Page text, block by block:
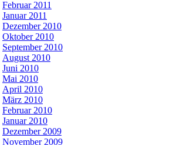
Februar 2011
Januar 2011
Dezember 2010
Oktober 2010
September 2010
August 2010
Juni 2010
Mai 2010
April 2010
März 2010
Februar 2010
Januar 2010
Dezember 2009
November 2009